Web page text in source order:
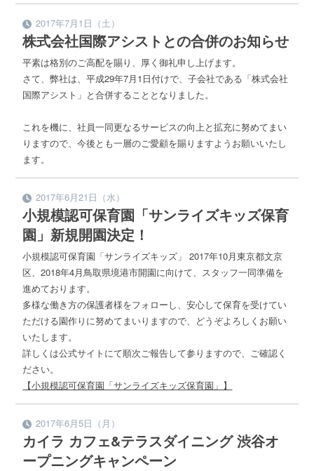
2017年7月1日（土）
株式会社国際アシストとの合併のお知らせ
平素は格別のご高配を賜り、厚く御礼申し上げます。
さて、弊社は、平成29年7月1日付けで、子会社である「株式会社
国際アシスト」と合併することとなりました。
これを機に、社員一同更なるサービスの向上と拡充に努めてまい
りますので、今後とも一層のご愛顧を賜りますようお願いいたし
ます。
2017年6月21日（水）
小規模認可保育園「サンライズキッズ保育
園」新規開園決定！
小規模認可保育園「サンライズキッズ」 2017年10月東京都文京
区、2018年4月鳥取県境港市開園に向けて、スタッフ一同準備を
進めております。
多様な働き方の保護者様をフォローし、安心して保育を受けてい
ただける園作りに努めてまいりますので、どうぞよろしくお願い
いたします。
詳しくは公式サイトにて順次ご報告して参りますので、ご確認く
ださい。
【小規模認可保育園「サンライズキッズ保育園」】
2017年6月5日（月）
カイラ カフェ&テラスダイニング 渋谷オ
ープニングキャンペーン